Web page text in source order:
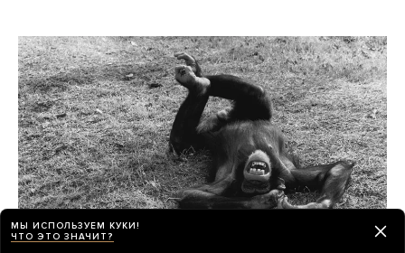
МЫ ИСПОЛЬЗУЕМ КУКИ!
ЧТО ЭТО ЗНАЧИТ?